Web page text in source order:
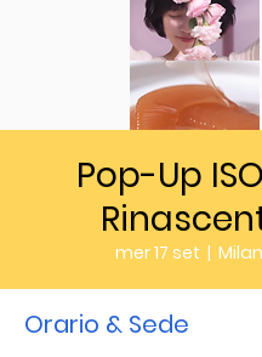
Pop-Up
mer 17 set
  |
Orario & Sede